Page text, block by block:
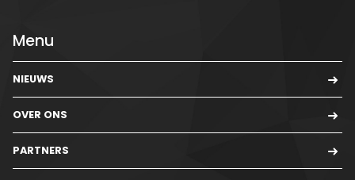
Menu
NIEUWS
OVER ONS
PARTNERS